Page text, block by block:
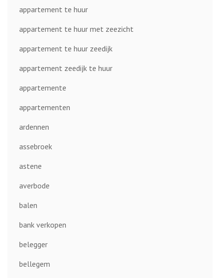
appartement te huur
appartement te huur met zeezicht
appartement te huur zeedijk
appartement zeedijk te huur
appartemente
appartementen
ardennen
assebroek
astene
averbode
balen
bank verkopen
belegger
bellegem